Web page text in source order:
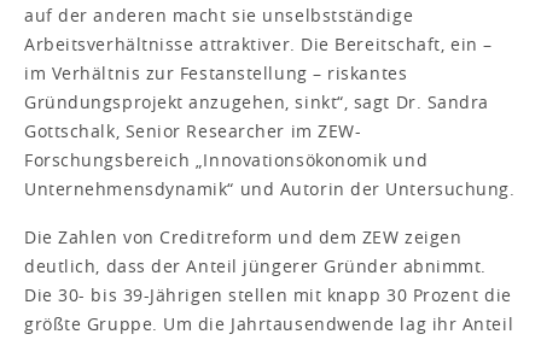
auf der anderen macht sie unselbstständige
Arbeitsverhältnisse attraktiver. Die Bereitschaft, ein –
im Verhältnis zur Festanstellung – riskantes
Gründungsprojekt anzugehen, sinkt“, sagt Dr. Sandra
Gottschalk, Senior Researcher im ZEW-
Forschungsbereich „Innovationsökonomik und
Unternehmensdynamik“ und Autorin der Untersuchung.
Die Zahlen von Creditreform und dem ZEW zeigen
deutlich, dass der Anteil jüngerer Gründer abnimmt.
Die 30- bis 39-Jährigen stellen mit knapp 30 Prozent die
größte Gruppe. Um die Jahrtausendwende lag ihr Anteil